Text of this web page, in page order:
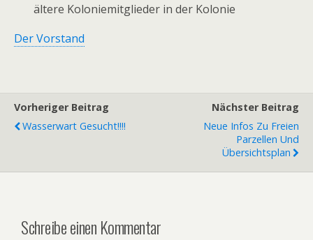
ältere Koloniemitglieder in der Kolonie
Der Vorstand
Vorheriger Beitrag
Wasserwart Gesucht!!!!
Nächster Beitrag
Neue Infos Zu Freien
Parzellen Und
Übersichtsplan
Schreibe einen Kommentar